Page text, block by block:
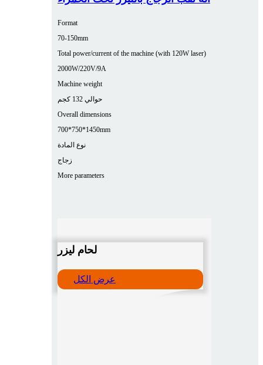
Format
70-150mm
Total power/current of the machine (with 120W laser)
2000W/220V/9A
Machine weight
حوالي 132 كجم
Overall dimensions
700*750*1450mm
نوع المادة
زجاج
More parameters
لحام ليزر
عرض الكل